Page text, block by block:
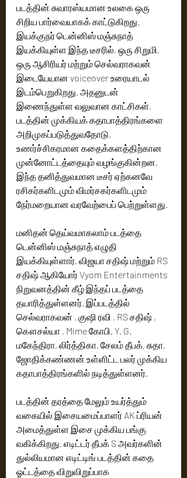
படத்தின் சுவாரஸ்யமான உலகை ஒரு
சிறிய பார்வையாகக் காட்டுகிறது.
இயக்குநர் டென்னிஸ் மஞ்சுநாத்
இயக்கியுள்ள இந்த டீசரில், ஒரு சிறுமி,
ஒரு ஆசிரியர் மற்றும் செல்வராகவன்
இடையேயான voiceover உரையாடல்
இடம்பெறுகிறது. அதனுடன்
இணைந்துள்ள வலுவான காட்சிகள்,
படத்தின் முக்கியக் கதாபாத்திரங்களை
அறிமுகப்படுத்துவதோடு,
உணர்ச்சிகரமான கதைக்களத்திற்கான
முன்னோட்டத்தையும் வழங்குகின்றன.
இந்த தனித்துவமான டீசர் ஏற்கனவே
ரசிகர்களிடமும் விமர்சகர்களிடமும்
நேர்மறையான வரவேற்பைப் பெற்றுள்ளது.
மனிதன் தெய்வமாகலாம் படத்தை
டென்னிஸ் மஞ்சுநாத் எழுதி
இயக்கியுள்ளார். விஜயா சதிஷ் மற்றும் RS
சதிஷ் ஆகியோர் Vyom Entertainments
நிறுவனத்தின் கீழ் இந்தப் படத்தை
தயாரித்துள்ளனர். இப்படத்தில்
செல்வராகவன் , குஷி ரவி , RS சதிஷ் ,
கௌசல்யா , Mime கோபி, Y. G.
மகேந்திரா, லிர்த்திகா, சேலம் தீபக், சுதா,
ஜோதிக்கண்ணன் உள்ளிட்ட பலர் முக்கிய
கதாபாத்திரங்களில் நடித்துள்ளனர்.
படத்தின் தரத்தை மேலும் உயர்த்தும்
வகையில் இசையமைப்பாளர் AK ப்ரியன்
அமைத்துள்ள இசை முக்கிய பங்கு
வகிக்கிறது. எடிட்டர் தீபக் S அவர்களின்
துல்லியமான எடிட்டிங் படத்தின் கதை
ஓட்டத்தை விறுவிறுப்பாக